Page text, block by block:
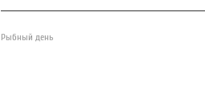
Рыбный день